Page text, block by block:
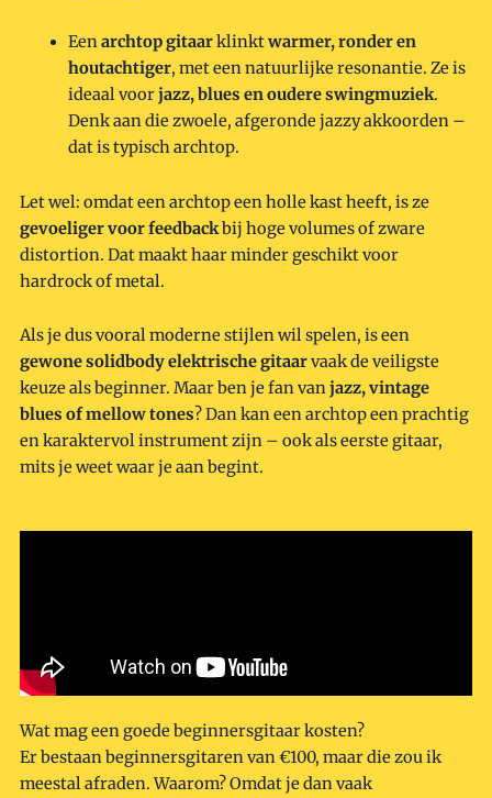
Eenarchtop gitaarklinktwarmer, ronder en
houtachtiger, met een natuurlijke resonantie. Ze is
ideaal voorjazz, blues en oudere swingmuziek.
Denk aan die zwoele, afgeronde jazzy akkoorden –
dat is typisch archtop.
Let wel: omdat een archtop een holle kast heeft, is ze
gevoeliger voor feedbackbij hoge volumes of zware
distortion. Dat maakt haar minder geschikt voor
hardrock of metal.
Als je dus vooral moderne stijlen wil spelen, is een
gewone solidbody elektrische gitaarvaak de veiligste
keuze als beginner. Maar ben je fan vanjazz, vintage
blues of mellow tones? Dan kan een archtop een prachtig
en karaktervol instrument zijn – ook als eerste gitaar,
mits je weet waar je aan begint.
Wat mag een goede beginnersgitaar kosten?
Er bestaan beginnersgitaren van €100, maar die zou ik
meestal afraden. Waarom? Omdat je dan vaak